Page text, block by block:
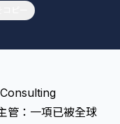
管：一項已被全球